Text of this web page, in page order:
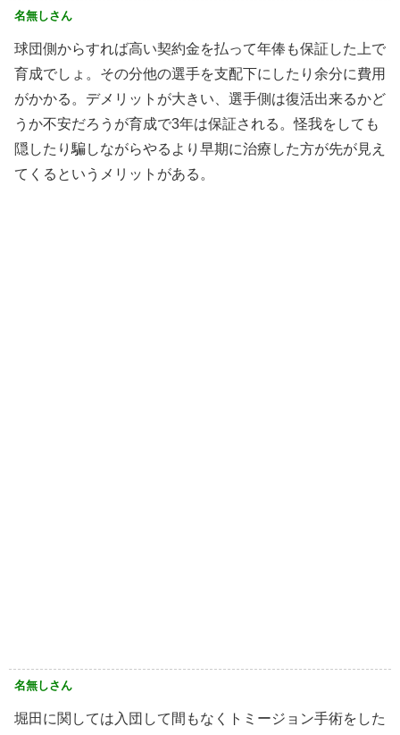
名無しさん
球団側からすれば高い契約金を払って年俸も保証した上で
育成でしょ。その分他の選手を支配下にしたり余分に費用
がかかる。デメリットが大きい、選手側は復活出来るかど
うか不安だろうが育成で3年は保証される。怪我をしても
隠したり騙しながらやるより早期に治療した方が先が見え
てくるというメリットがある。
名無しさん
堀田に関しては入団して間もなくトミージョン手術をした